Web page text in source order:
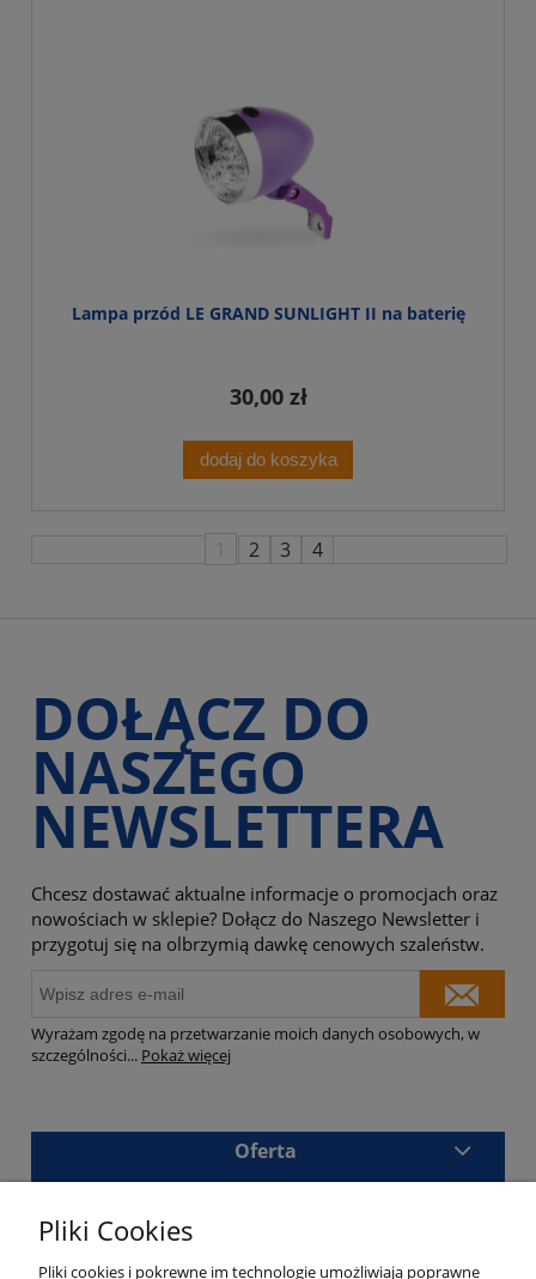
Lampa przód LE GRAND SUNLIGHT II na baterię
30,00 zł
dodaj do koszyka
2 3 4
DOŁĄCZ DO
NASZEGO
NEWSLETTERA
Chcesz dostawać aktualne informacje o promocjach oraz
nowościach w sklepie? Dołącz do Naszego Newsletter i
przygotuj się na olbrzymią dawkę cenowych szaleństw.
Wyrażam zgodę na przetwarzanie moich danych osobowych, w
szczególności... Pokaż więcej
Oferta
Masz pytania?
Pliki Cookies
Pliki cookies i pokrewne im technologie umożliwiają poprawne